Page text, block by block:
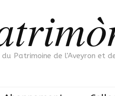
du Patrimoine de l'Aveyron et